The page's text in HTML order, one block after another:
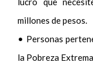
millones de pesos.
• Personas
la Pobreza